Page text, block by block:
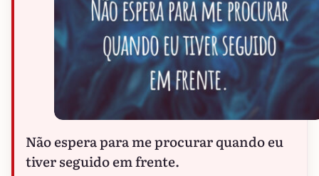
Não espera para me procurar quando eu
tiver seguido em frente.